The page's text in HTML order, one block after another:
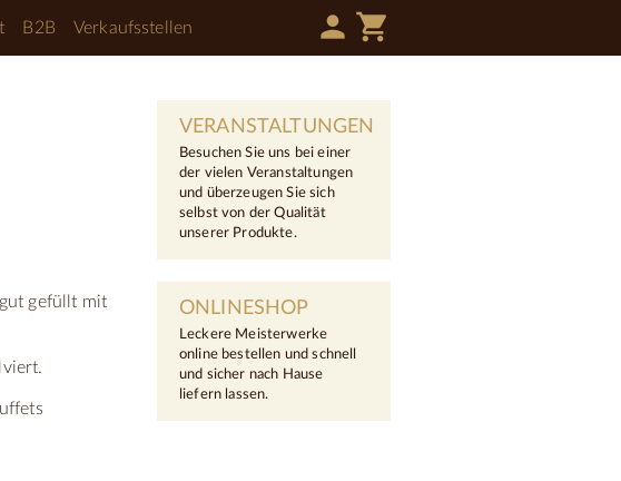
person shopping_cart
B2B Verkaufsstellen
VERANSTALTUNGEN
Besuchen Sie uns bei einer
der vielen Veranstaltungen
und überzeugen Sie sich
selbst von der Qualität
unserer Produkte.
ONLINESHOP
Leckere Meisterwerke
online bestellen und schnell
und sicher nach Hause
liefern lassen.
gefüllt mit